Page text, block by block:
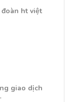
ht việt
giao dịch